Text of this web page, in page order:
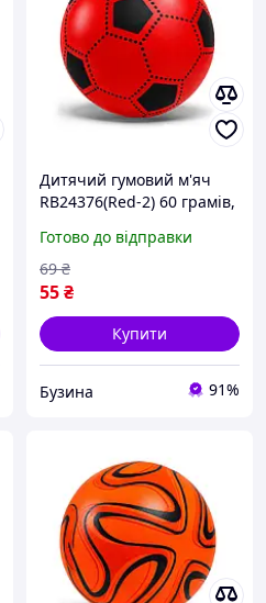
Дитячий гумовий м'яч
RB24376(Red-2) 60 грамів,
Готово до відправки
55₴
69 ₴
Купити
Бузина 91%